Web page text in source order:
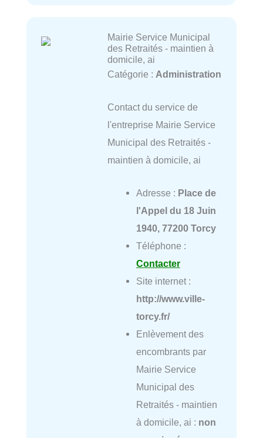
Mairie Service Municipal
des Retraités - maintien à
domicile, ai
Catégorie : Administration
Contact du service de
l'entreprise Mairie Service
Municipal des Retraités -
maintien à domicile, ai
Adresse : Place de
l'Appel du 18 Juin
1940, 77200 Torcy
Téléphone :
Contacter
Site internet :
http://www.ville-
torcy.fr/
Enlèvement des
encombrants par
Mairie Service
Municipal des
Retraités - maintien
à domicile, ai : non